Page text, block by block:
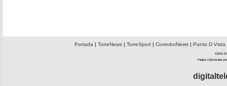
Portada | TorreNews| TorreSport| CorredorNews| Punto D Vista
©2010 El
Página Optimizada